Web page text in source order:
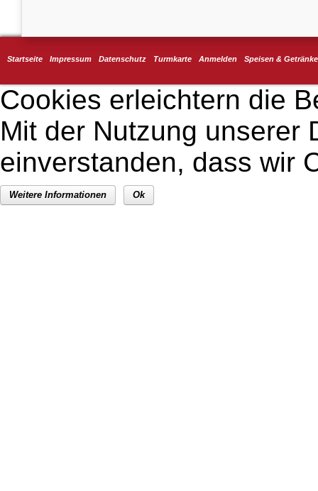
Startseite Impressum Datenschutz Turmkarte Anmelden Speisen & Getränke
Cookies erleichtern die
Mit der Nutzung unserer
einverstanden, dass wir
Weitere Informationen Ok